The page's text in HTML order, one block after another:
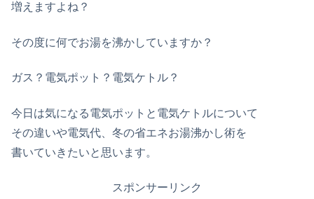
増えますよね？
その度に何でお湯を沸かしていますか？
ガス？電気ポット？電気ケトル？
今日は気になる電気ポットと電気ケトルについて
その違いや電気代、冬の省エネお湯沸かし術を
書いていきたいと思います。
スポンサーリンク